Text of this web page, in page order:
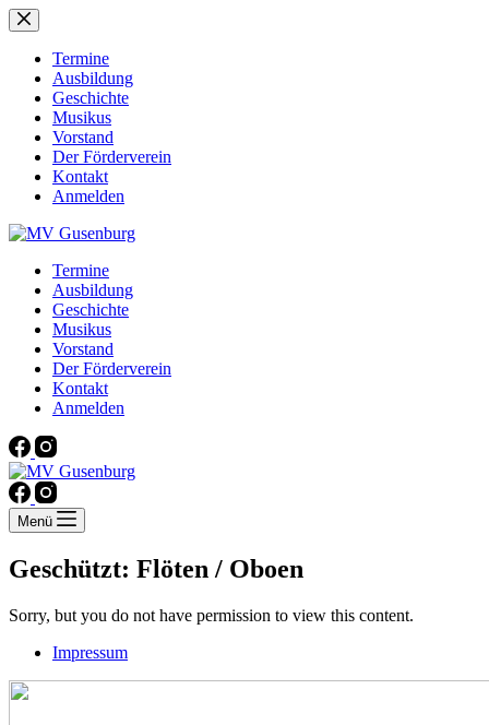
Zum
Inhalt
springenTermine
Ausbildung
Geschichte
Musikus
Vorstand
Der Förderverein
Kontakt
Anmelden
Termine
Ausbildung
Geschichte
Musikus
Vorstand
Der Förderverein
Kontakt
Anmelden
Menü
Geschützt: Flöten / Oboen
Sorry, but you do not have permission to view this content.
Impressum